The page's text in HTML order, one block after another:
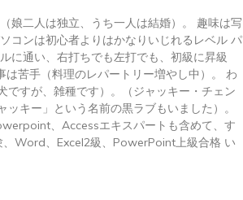
娘二人は独立、うち一人は結婚）。 趣味は写
コンは初心者よりはかなりいじれるレベル パ
に通い、右打ちでも左打でも、初級に昇級
は苦手（料理のレパートリー増やし中）。 わ
ですが、雑種です）。（ジャッキー・チェン
キー」という名前の黒ラブもいました）。
、Accessエキスパートも含めて、す
Word、Excel2級、PowerPoint上級合格 い